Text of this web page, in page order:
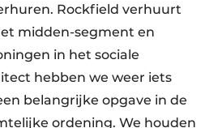
Rockfield verhuurt
midden-segment en
in het sociale
hebben we weer iets
belangrijke opgave in de
ordening. We houden